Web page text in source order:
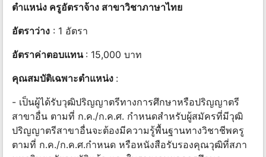
ตําแหน่ง ครูอัตราจ้าง สาขาวิชาภาษาไทย
อัตราว่าง : 1 อัตรา
อัตราค่าตอบแทน : 15,000 บาท
คุณสมบัติเฉพาะตำแหน่ง :
- เป็นผู้ได้รับวุฒิปริญญาตรีทางการศึกษาหรือปริญญาตรี
สาขาอื่น ตามที่ ก.ค./ก.ค.ศ. กําหนดสําหรับผู้สมัครที่มีวุฒิ
ปริญญาตรีสาขาอื่นจะต้องมีความรู้พื้นฐานทางวิชาชีพครู
ตามที่ ก.ค./ก.ค.ศ.กําหนด หรือหนังสือรับรองคุณวุฒิที่สภา